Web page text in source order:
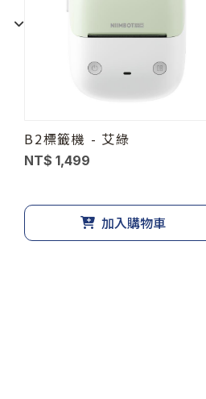
B2標籤機 - 艾綠
NT$ 1,499
加入購物車